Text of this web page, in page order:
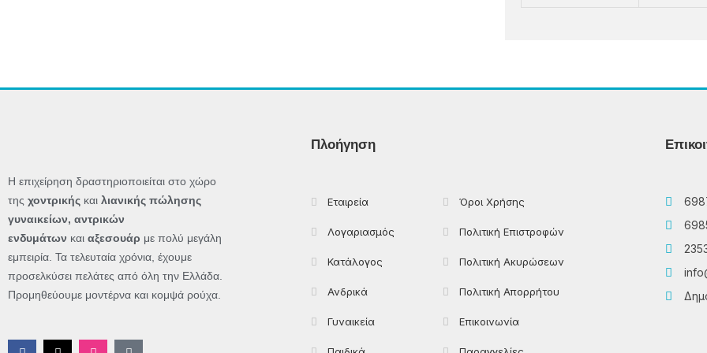
Η επιχείρηση δραστηριοποιείται στο χώρο
της χοντρικής και λιανικής πώλησης
γυναικείων, αντρικών
ενδυμάτων και αξεσουάρ με πολύ μεγάλη
εμπειρία. Τα τελευταία χρόνια, έχουμε
προσελκύσει πελάτες από όλη την Ελλάδα.
Προμηθεύουμε μοντέρνα και κομψά ρούχα.
F X I T
Πλοήγηση
Εταιρεία
Λογαριασμός
Κατάλογος
Ανδρικά
Γυναικεία
Όροι Χρήσης
Πολιτική Επιστροφών
Πολιτική Ακυρώσεων
Πολιτική Απορρήτου
Επικοινωνία